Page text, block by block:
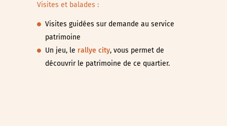
Visites et balades :
Visites guidées sur demande au service
patrimoine
Un jeu, le rallye city, vous permet de
découvrir le patrimoine de ce quartier.